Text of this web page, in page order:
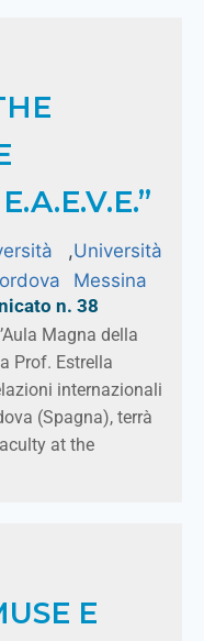
,Università
Messina
n. 38
Magna della
Prof. Estrella
internazionali
(Spagna), terrà
at the
E